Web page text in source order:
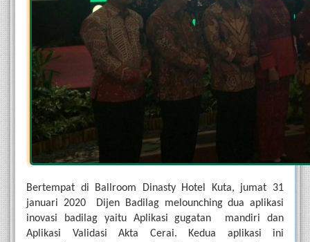
Bertempat di Ballroom Dinasty Hotel Kuta, jumat 31
januari 2020  Dijen Badilag melounching dua aplikasi
inovasi badilag yaitu Aplikasi gugatan  mandiri dan
Aplikasi Validasi Akta Cerai. Kedua aplikasi ini